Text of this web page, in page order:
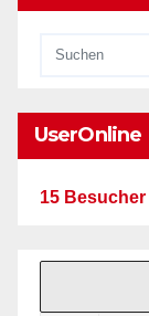
UserOnline
15 Besucher